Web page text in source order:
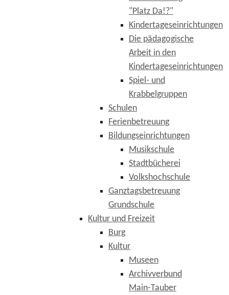
"Platz Da!?"
Kindertageseinrichtungen
Die pädagogische
Arbeit in den
Kindertageseinrichtungen
Spiel- und
Krabbelgruppen
Schulen
Ferienbetreuung
Bildungseinrichtungen
Musikschule
Stadtbücherei
Volkshochschule
Ganztagsbetreuung
Grundschule
Kultur und Freizeit
Burg
Kultur
Museen
Archivverbund
Main-Tauber